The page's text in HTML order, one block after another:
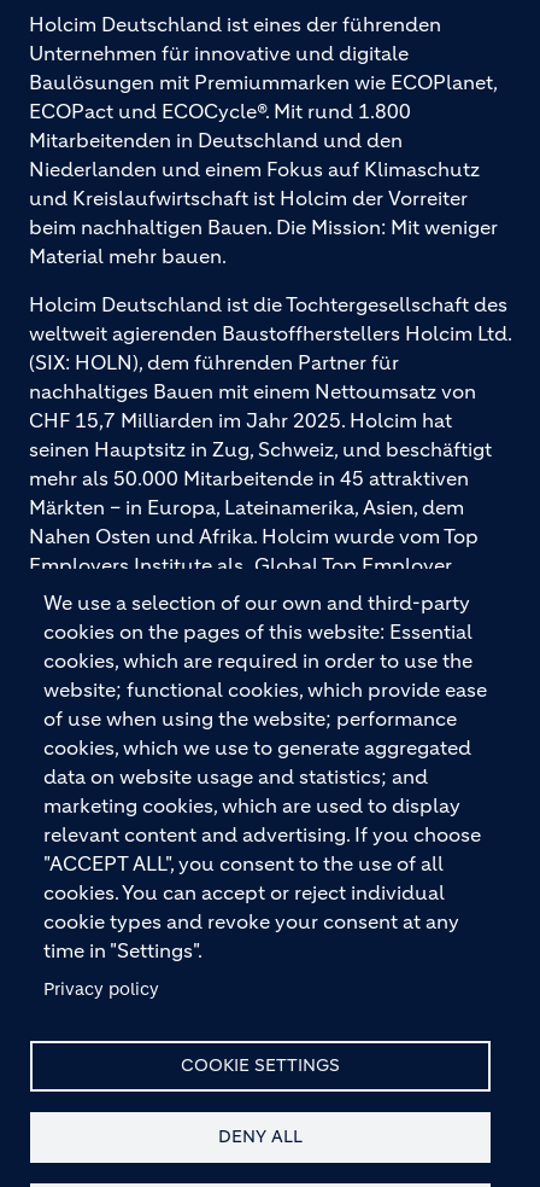
We use a selection of our own and third-party
cookies on the pages of this website: Essential
cookies, which are required in order to use the
website; functional cookies, which provide ease
of use when using the website; performance
cookies, which we use to generate aggregated
data on website usage and statistics; and
marketing cookies, which are used to display
relevant content and advertising. If you choose
"ACCEPT ALL", you consent to the use of all
cookies. You can accept or reject individual
cookie types and revoke your consent at any
time in "Settings".
Privacy policy
COOKIE SETTINGS
DENY ALL
KONTAKTIEREN SIE UNS
Holcim Deutschland ist eines der führenden
Unternehmen für innovative und digitale
Baulösungen mit Premiummarken wie ECOPlanet,
ECOPact und ECOCycle®. Mit rund 1.800
Mitarbeitenden in Deutschland und den
Niederlanden und einem Fokus auf Klimaschutz
und Kreislaufwirtschaft ist Holcim der Vorreiter
beim nachhaltigen Bauen. Die Mission: Mit weniger
Material mehr bauen.
Holcim Deutschland ist die Tochtergesellschaft des
weltweit agierenden Baustoffherstellers Holcim Ltd.
(SIX: HOLN), dem führenden Partner für
nachhaltiges Bauen mit einem Nettoumsatz von
CHF 15,7 Milliarden im Jahr 2025. Holcim hat
seinen Hauptsitz in Zug, Schweiz, und beschäftigt
mehr als 50.000 Mitarbeitende in 45 attraktiven
Märkten – in Europa, Lateinamerika, Asien, dem
Nahen Osten und Afrika. Holcim wurde vom Top
Employers Institute als „Global Top Employer
2026“ ausgezeichnet. Holcim bietet hochwertige
Baustoffe und integrierte Baulösungen für den
gesamten Bauprozess – vom Fundament über den
Boden bis zu Wänden und Dächern – mit
Premiummarken wie ECOPact, ECOPlanet,
ECOCycle und Ytong.
Datenschutz
Haftungsausschluss
Hinweis nach § 36 VBSG
Impressum AGB Kontakt